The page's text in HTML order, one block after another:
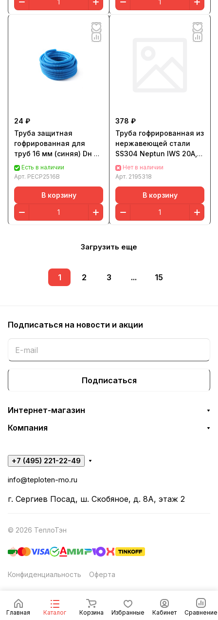
24 ₽
Труба защитная
гофрированная для
труб 16 мм (синяя) Dн 25
мм "PRO AQUA" 50м
Есть в наличии
Арт. PECP2516B
В корзину
378 ₽
Труба гофрированная из
нержавеющей стали
SS304 Neptun IWS 20A,
отожженная в оболочке
белая (30m)
Нет в наличии
Арт. 2195318
В корзину
Загрузить еще
1 2 3 ... 15
Главная Каталог Корзина Избранные Кабинет Сравнение
Подписаться на новости и акции
Подписаться
Интернет-магазин
Компания
+7 (495) 221-22-49
info@teploten-mo.ru
г. Сергиев Посад, ш. Скобяное, д. 8А, этаж 2
© 2026 ТеплоТэн
Конфиденциальность Оферта